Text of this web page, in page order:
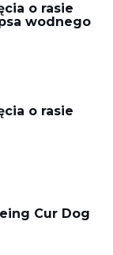
o rasie
wodnego
o rasie
Cur Dog